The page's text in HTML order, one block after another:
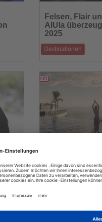
Sie
die
Nachrichten
Felsen, Flair
AlUla
2025
Destinationen
etabliert sich als
die
Nachrichten
Achtsamkeit
Destinationen
Wo Natur, Stille und